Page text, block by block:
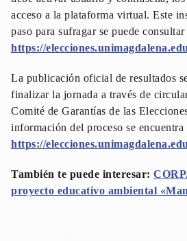
acceso a la plataforma virtual. Este
paso para sufragar se puede consultar
https://
La publicación oficial de resultados
finalizar la jornada a través de
Comité de Garantías de las
información del proceso se encuentra
https://
También te puede interesar:
proyecto educativo ambiental